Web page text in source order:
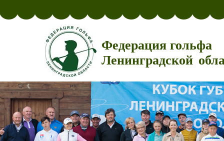
Федерация гольфа
Ленинградской